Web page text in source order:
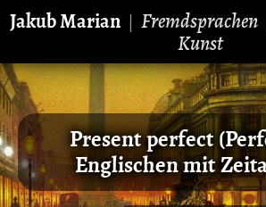
Jakub Marian| Fremdsprachen
Kunst
Present perfect
Englischen mit